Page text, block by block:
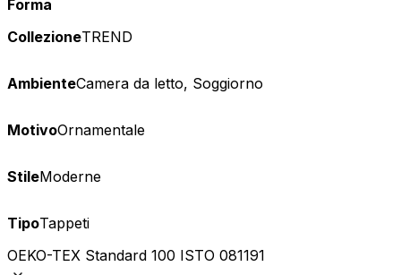
Forma
CollezioneTREND
AmbienteCamera da letto, Soggiorno
MotivoOrnamentale
StileModerne
TipoTappeti
OEKO-TEX Standard 100 ISTO 081191